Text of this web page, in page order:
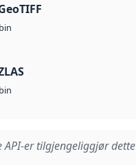
bin
bin
API-er tilgjengeliggjør dette